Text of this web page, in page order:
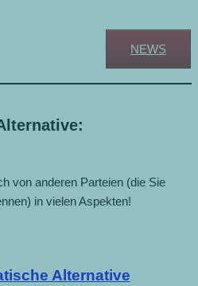
NEWS
von anderen Parteien (die Sie
in vielen Aspekten!
Alternative